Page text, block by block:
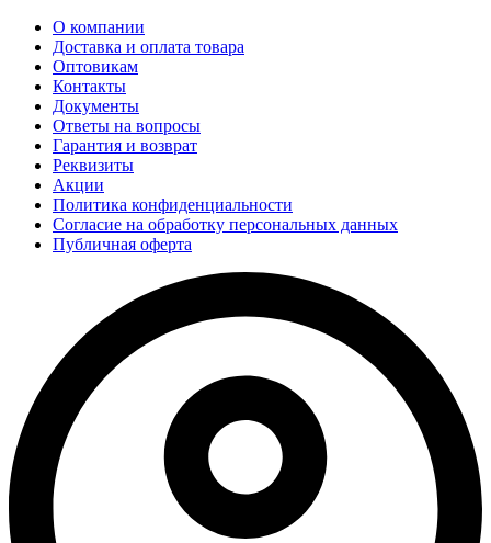
О компании
Доставка и оплата товара
Оптовикам
Контакты
Документы
Ответы на вопросы
Гарантия и возврат
Реквизиты
Акции
Политика конфиденциальности
Согласие на обработку персональных данных
Публичная оферта